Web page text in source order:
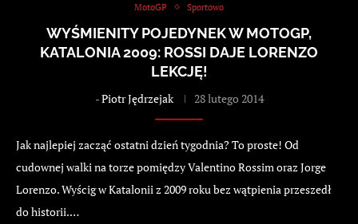
MotoGP Sportowo
WYŚMIENITY POJEDYNEK W MOTOGP,
KATALONIA 2009: ROSSI DAJE LORENZO
LEKCJĘ!
-Piotr Jędrzejak 28 lutego 2014
Jak najlepiej zacząć ostatni dzień tygodnia? To proste! Od
cudownej walki na torze pomiędzy Valentino Rossim oraz Jorge
Lorenzo. Wyścig w Katalonii z 2009 roku bez wątpienia przeszedł
do historii.…